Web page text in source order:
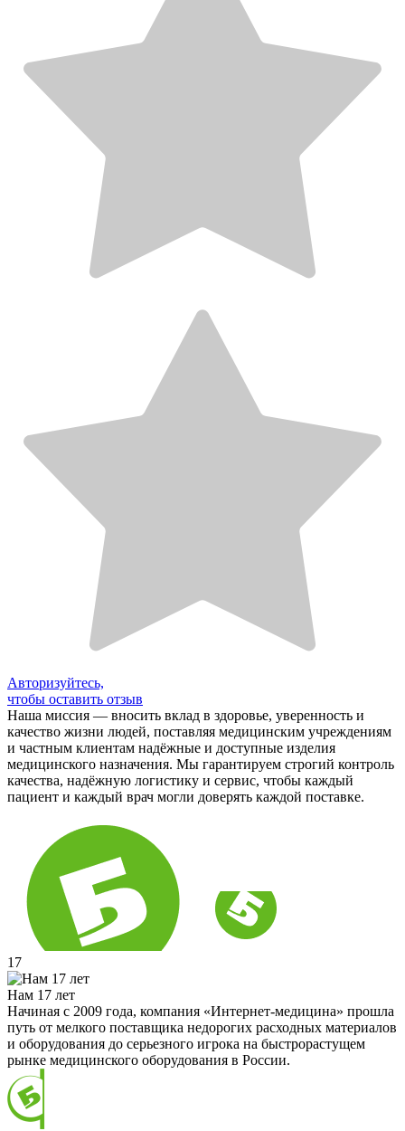
Авторизуйтесь,
чтобы оставить отзыв
Наша миссия — вносить вклад в здоровье, уверенность и
качество жизни людей, поставляя медицинским учреждениям
и частным клиентам надёжные и доступные изделия
медицинского назначения. Мы гарантируем строгий контроль
качества, надёжную логистику и сервис, чтобы каждый
пациент и каждый врач могли доверять каждой поставке.
17
Нам 17 лет
Начиная с 2009 года, компания «Интернет-медицина» прошла
путь от мелкого поставщика недорогих расходных материалов
и оборудования до серьезного игрока на быстрорастущем
рынке медицинского оборудования в России.